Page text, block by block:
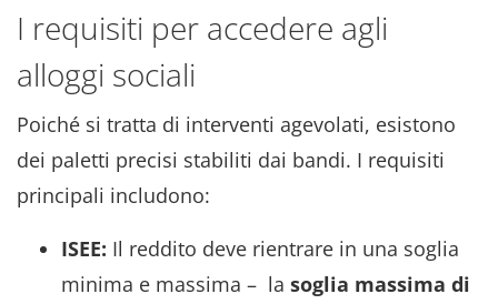
I requisiti per accedere agli
alloggi sociali
Poiché si tratta di interventi agevolati, esistono
dei paletti precisi stabiliti dai bandi. I requisiti
principali includono:
ISEE: Il reddito deve rientrare in una soglia
minima e massima – la soglia massima di